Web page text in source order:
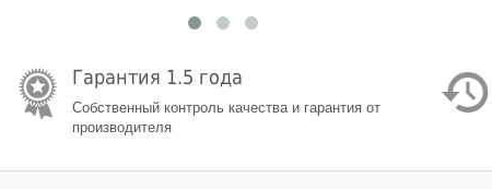
Гарантия 1.5 года
Собственный контроль качества и гарантия от
производителя